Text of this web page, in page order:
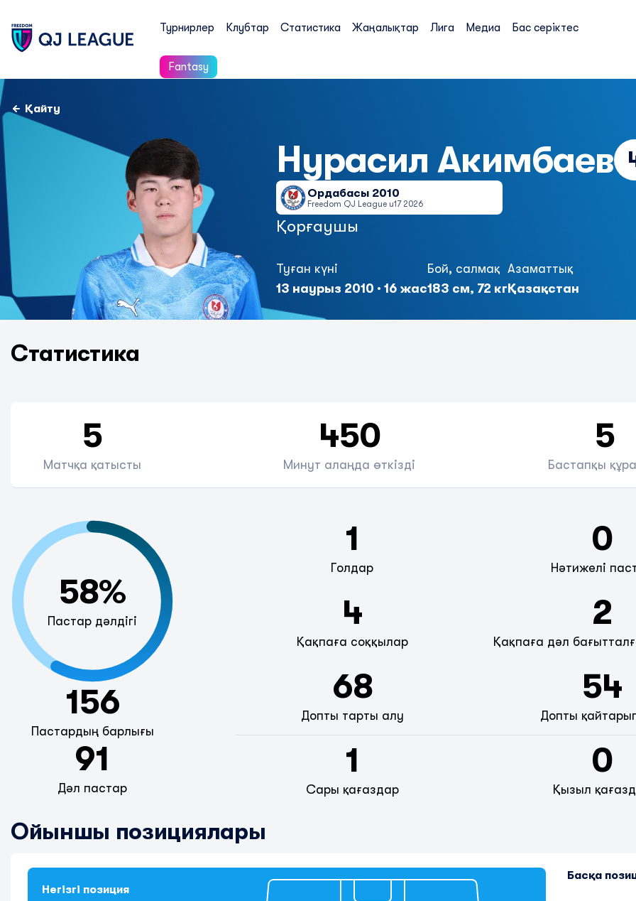
Турнирлер Клубтар Статистика Жаңалықтар Лига Медиа Бас серіктес
Fantasy
Қайту
Нурасил Акимбаев
Ордабасы 2010
Freedom QJ League u17 2026
Қорғаушы
Туған күні
13 наурыз 2010 · 16 жас
Бой, салмақ
183 см, 72 кг
Азаматтық
Қазақстан
Статистика
5
Матчқа қатысты
450
Минут алаңда өткізді
5
Бастапқы
58%
Пастар дәлдігі
156
Пастардың барлығы
91
Дәл пастар
1
Голдар
0
Нәтижелі
4
Қақпаға соққылар
2
Қақпаға дәл
68
Допты тарты алу
54
Допты
1
Сары қағаздар
0
Қызыл
Ойыншы позициялары
Негізгі позиция
Басқа